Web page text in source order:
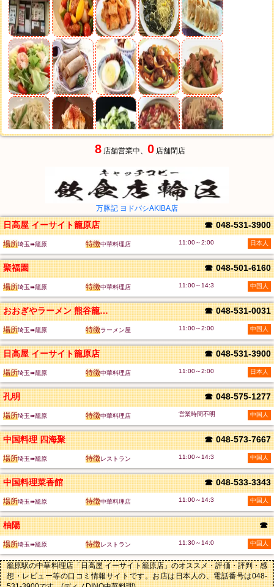
8 店舗営業中、 0 店舗閉店
万豚記 ヨドバシAKIBA店
日高屋 イーサイト籠原店 ☎ 048-531-3900
場所埼玉➠籠原 特徴中華料理店 11:00～2:00 日本人
聚福園 ☎ 048-501-6160
場所埼玉➠籠原 特徴中華料理店 11:00～14:3 中国人
おおぎやラーメン 熊谷籠原店 ☎ 048-531-0031
場所埼玉➠籠原 特徴ラーメン屋 11:00～2:00 中国人
日高屋 イーサイト籠原店 ☎ 048-531-3900
場所埼玉➠籠原 特徴中華料理店 11:00～2:00 日本人
孔明 ☎ 048-575-1277
場所埼玉➠籠原 特徴中華料理店 営業時間不明 中国人
中国料理 四海聚 ☎ 048-573-7667
場所埼玉➠籠原 特徴レストラン 11:00～14:3 中国人
中国料理菜香館 ☎ 048-533-3343
場所埼玉➠籠原 特徴中華料理店 11:00～14:3 中国人
柚陽 ☎
場所埼玉➠籠原 特徴レストラン 11:30～14:0 中国人
籠原駅の中華料理店「日高屋 イーサイト籠原店」のオススメ・評価・評判・感
想・レビュー等の口コミ情報サイトです。お店は日本人の、電話番号は048-